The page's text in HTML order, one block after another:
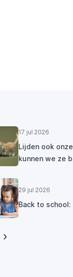
17 jul 2026
Lijden ook
kunnen we ze
29 jul 2026
Back to